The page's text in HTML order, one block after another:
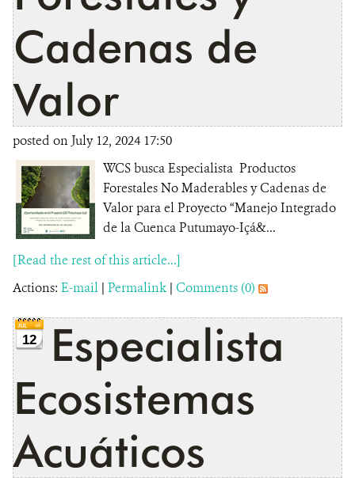
Cadenas de
Valor
posted on July 12, 2024 17:50
WCS busca Especialista Productos
Forestales No Maderables y Cadenas de
Valor para el Proyecto “Manejo Integrado
de la Cuenca Putumayo-Içá&...
[Read the rest of this article...]
Actions: E-mail | Permalink | Comments (0)
12
Especialista
Ecosistemas
Acuáticos